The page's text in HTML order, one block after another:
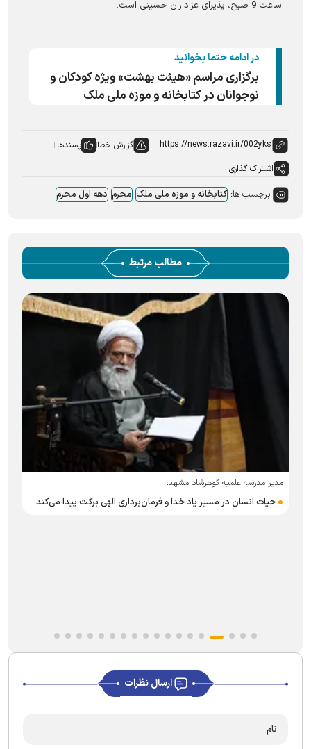
ساعت 9 صبح، پذیرای عزاداران حسینی است.
در ادامه حتما بخوانید
برگزاری مراسم «هیئت بهشت» ویژه کودکان و
نوجوانان در کتابخانه و موزه ملی ملک
گزارش خطا
پسندها:
اشتراک گذاری
برچسب ها: کتابخانه و موزه ملی ملک محرم دهه اول محرم
مطالب مرتبط
مدیر مدرسه علمیه گوهرشاد مشهد:
حیات انسان در مسیر یاد خدا و فرمان‌برداری الهی برکت پیدا می‌کند
ارسال نظرات